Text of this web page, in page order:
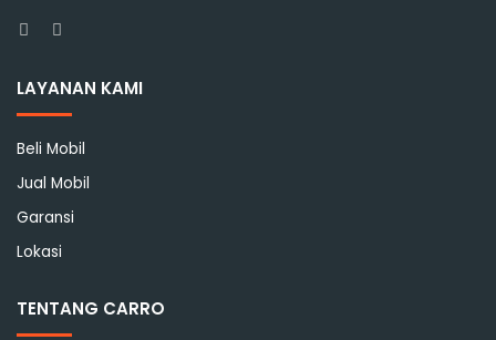
Facebook
Instagram
LAYANAN KAMI
Beli Mobil
Jual Mobil
Garansi
Lokasi
TENTANG CARRO